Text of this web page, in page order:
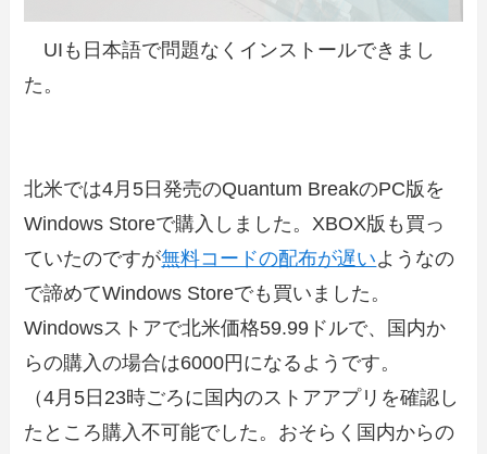
UIも日本語で問題なくインストールできまし
た。
北米では4月5日発売のQuantum BreakのPC版を
Windows Storeで購入しました。XBOX版も買っ
ていたのですが無料コードの配布が遅いようなの
で諦めてWindows Storeでも買いました。
Windowsストアで北米価格59.99ドルで、国内か
らの購入の場合は6000円になるようです。
（4月5日23時ごろに国内のストアアプリを確認し
たところ購入不可能でした。おそらく国内からの